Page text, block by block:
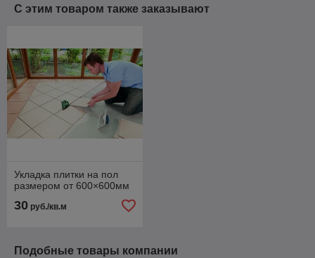
С этим товаром также заказывают
Укладка плитки на пол
размером от 600×600мм
30 руб./кв.м
Подобные товары компании